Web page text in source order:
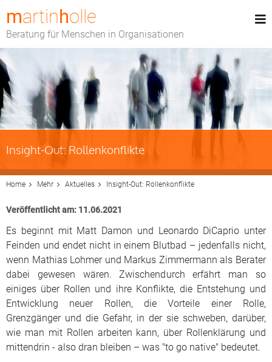
martinholle
Beratung für Menschen in Organisationen
Insight-Out: Rollenkonflikte
Home Mehr Aktuelles Insight-Out: Rollenkonflikte
Veröffentlicht am: 11.06.2021
Es beginnt mit Matt Damon und Leonardo DiCaprio unter
Feinden und endet nicht in einem Blutbad – jedenfalls nicht,
wenn Mathias Lohmer und Markus Zimmermann als Berater
dabei gewesen wären. Zwischendurch erfährt man so
einiges über Rollen und ihre Konflikte, die Entstehung und
Entwicklung neuer Rollen, die Vorteile einer Rolle,
Grenzgänger und die Gefahr, in der sie schweben, darüber,
wie man mit Rollen arbeiten kann, über Rollenklärung und
mittendrin - also dran bleiben – was "to go native" bedeutet.